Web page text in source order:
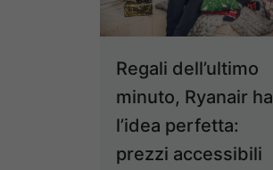
Regali dell’ultimo
minuto, Ryanair ha
l’idea perfetta:
prezzi accessibili